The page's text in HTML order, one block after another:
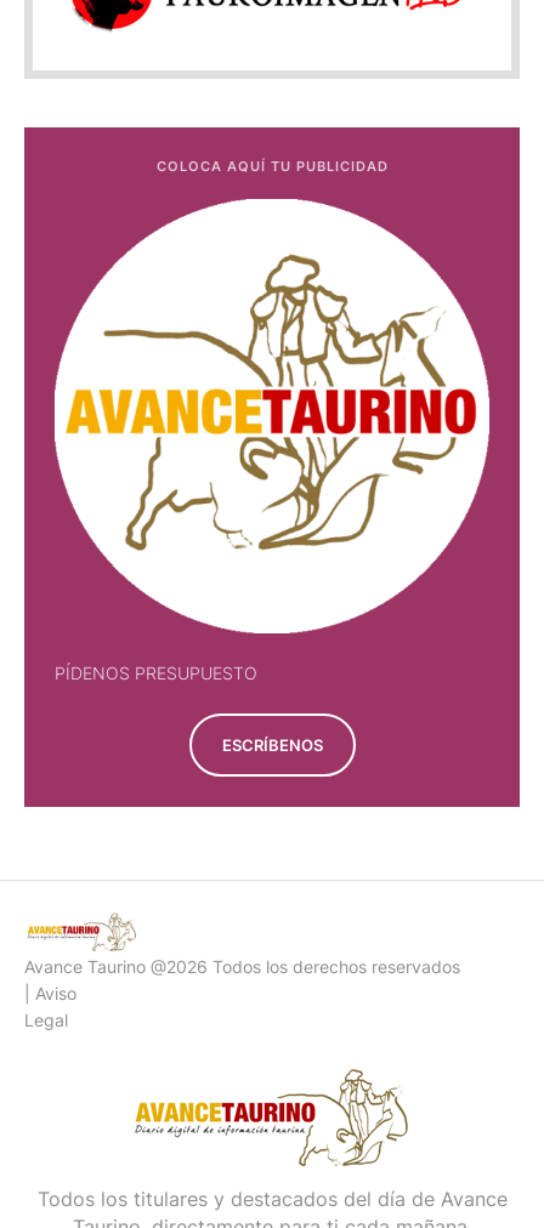
COLOCA AQUÍ TU PUBLICIDAD
PÍDENOS PRESUPUESTO
ESCRÍBENOS
Avance Taurino @2026 Todos los derechos reservados
| Aviso
Legal
Todos los titulares y destacados del día de Avance